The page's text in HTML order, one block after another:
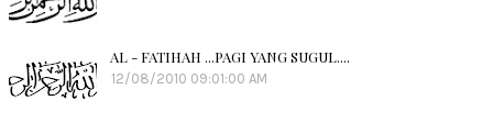
AL - FATIHAH ...PAGI YANG SUGUL....
12/08/2010 09:01:00 AM